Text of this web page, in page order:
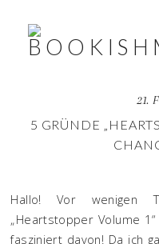
21.
5 GRÜNDE
Hallo! Vor wenigen
„Heartstopper Volume
fasziniert davon! Da ich